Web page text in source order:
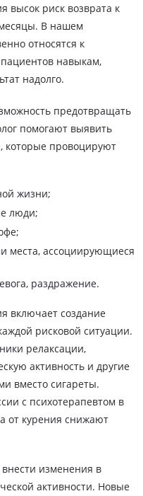
высок риск возврата к
В нашем
относятся к
навыкам,
надолго.
предотвращать
помогают выявить
которые провоцируют
жизни;
люди;
места, ассоциирующиеся
раздражение.
включает создание
рисковой ситуации.
релаксации,
активность и другие
вместо сигареты.
с психотерапевтом в
от курения снижают
изменения в
активности. Новые